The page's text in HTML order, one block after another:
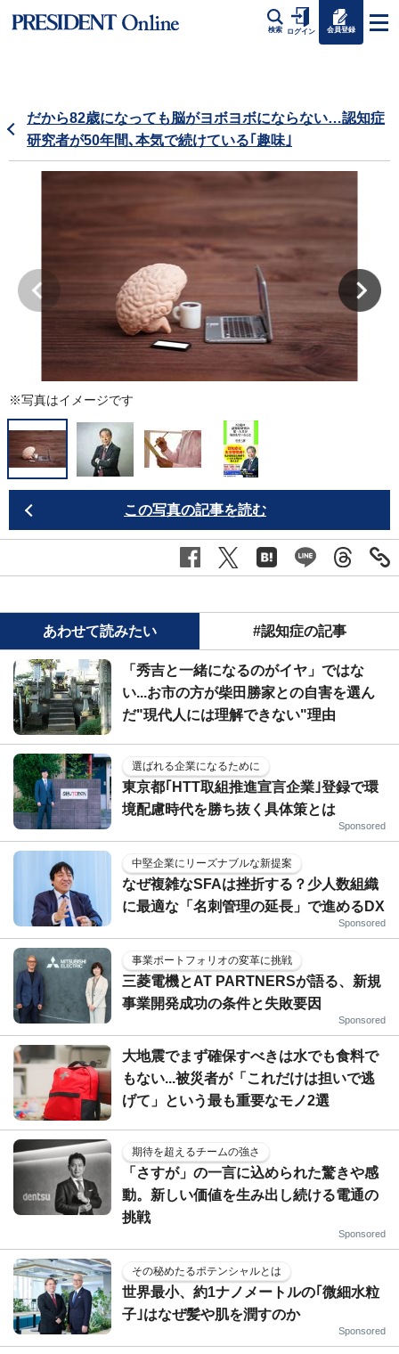
検索 ログイン 会員登録
だから82歳になっても脳がヨボヨボにならない…認知症
研究者が50年間､本気で続けている｢趣味｣
※写真はイメージです
この写真の記事を読む
あわせて読みたい #認知症の記事
「秀吉と一緒になるのがイヤ」ではな
い...お市の方が柴田勝家との自害を選ん
だ"現代人には理解できない"理由
選ばれる企業になるために
東京都｢HTT取組推進宣言企業｣登録で環
境配慮時代を勝ち抜く具体策とは
Sponsored
中堅企業にリーズナブルな新提案
なぜ複雑なSFAは挫折する？少人数組織
に最適な「名刺管理の延長」で進めるDX
Sponsored
事業ポートフォリオの変革に挑戦
三菱電機とAT PARTNERSが語る、新規
事業開発成功の条件と失敗要因
Sponsored
大地震でまず確保すべきは水でも食料で
もない...被災者が「これだけは担いで逃
げて」という最も重要なモノ2選
期待を超えるチームの強さ
「さすが」の一言に込められた驚きや感
動。新しい価値を生み出し続ける電通の
挑戦
Sponsored
その秘めたるポテンシャルとは
世界最小、約1ナノメートルの｢微細水粒
子｣はなぜ髪や肌を潤すのか
Sponsored